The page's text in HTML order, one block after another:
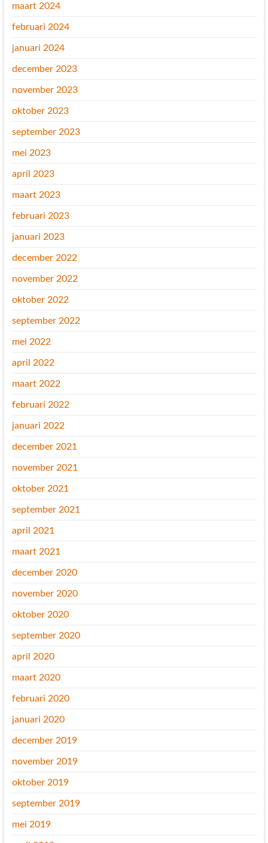
maart 2024
februari 2024
januari 2024
december 2023
november 2023
oktober 2023
september 2023
mei 2023
april 2023
maart 2023
februari 2023
januari 2023
december 2022
november 2022
oktober 2022
september 2022
mei 2022
april 2022
maart 2022
februari 2022
januari 2022
december 2021
november 2021
oktober 2021
september 2021
april 2021
maart 2021
december 2020
november 2020
oktober 2020
september 2020
april 2020
maart 2020
februari 2020
januari 2020
december 2019
november 2019
oktober 2019
september 2019
mei 2019